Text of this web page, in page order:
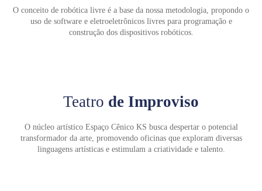
O conceito de robótica livre é a base da nossa metodologia, propondo o
uso de software e eletroeletrônicos livres para programação e
construção dos dispositivos robóticos.
Teatro de Improviso
O núcleo artístico Espaço Cênico KS busca despertar o potencial
transformador da arte, promovendo oficinas que exploram diversas
linguagens artísticas e estimulam a criatividade e talento.